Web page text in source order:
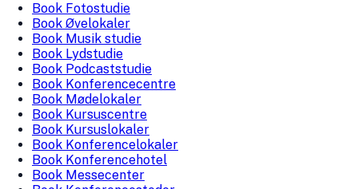
Book Fotostudie
Book Øvelokaler
Book Musik studie
Book Lydstudie
Book Podcaststudie
Book Konferencecentre
Book Mødelokaler
Book Kursuscentre
Book Kursuslokaler
Book Konferencelokaler
Book Konferencehotel
Book Messecenter